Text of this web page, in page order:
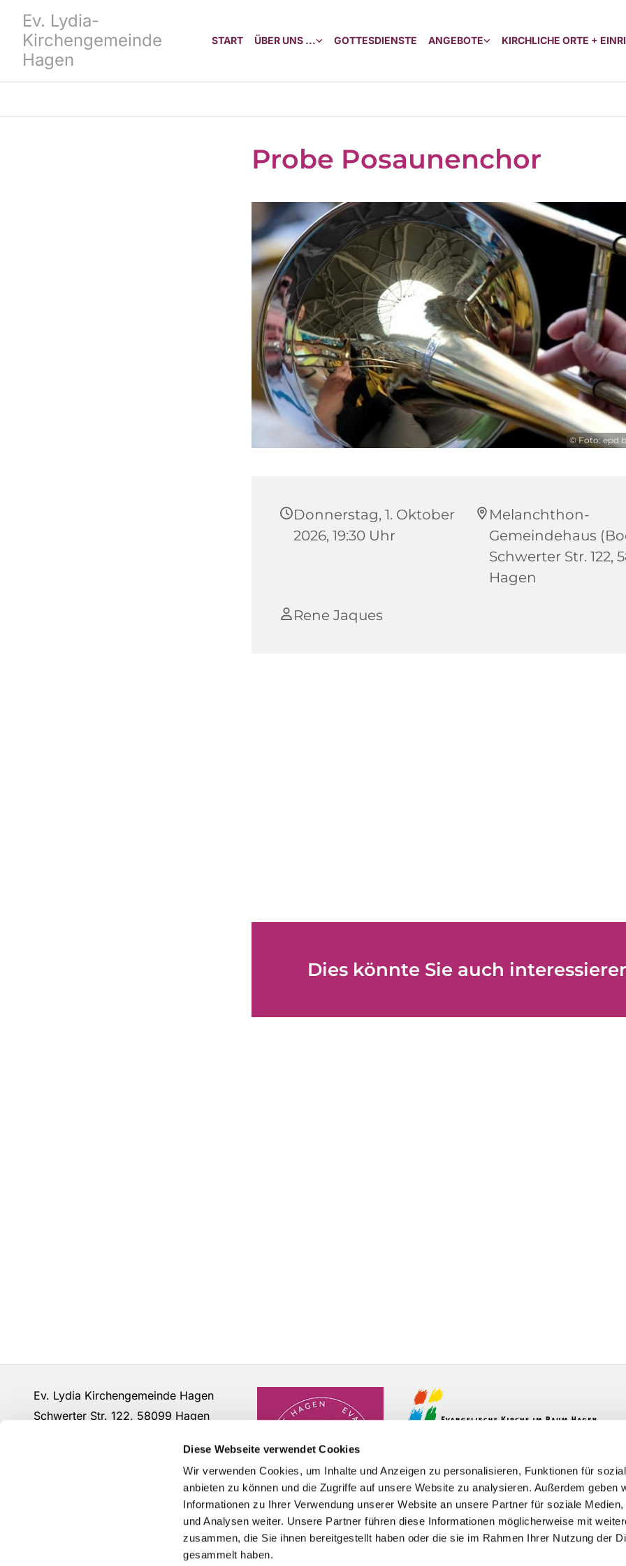
Diese Webseite verwendet Cookies
Wir verwenden Cookies, um Inhalte und Anzeigen zu personalisieren, Funktionen für
anbieten zu können und die Zugriffe auf unsere Website zu analysieren. Außerdem geben
Informationen zu Ihrer Verwendung unserer Website an unsere Partner für soziale Medien,
und Analysen weiter. Unsere Partner führen diese Informationen möglicherweise mit
zusammen, die Sie ihnen bereitgestellt haben oder die sie im Rahmen Ihrer Nutzung der
gesammelt haben.
Ev. Lydia-
Kirchengemeinde
Hagen
START ÜBER UNS ... GOTTESDIENSTE ANGEBOTE KIRCHLICHE ORTE +
Probe Posaunenchor
© Foto: epd
Donnerstag, 1. Oktober
2026, 19:30 Uhr
Melanchthon-
Gemeindehaus
Schwerter Str. 122,
Hagen
Rene Jaques
Dies könnte Sie auch
Ev. Lydia Kirchengemeinde Hagen
Schwerter Str. 122, 58099 Hagen